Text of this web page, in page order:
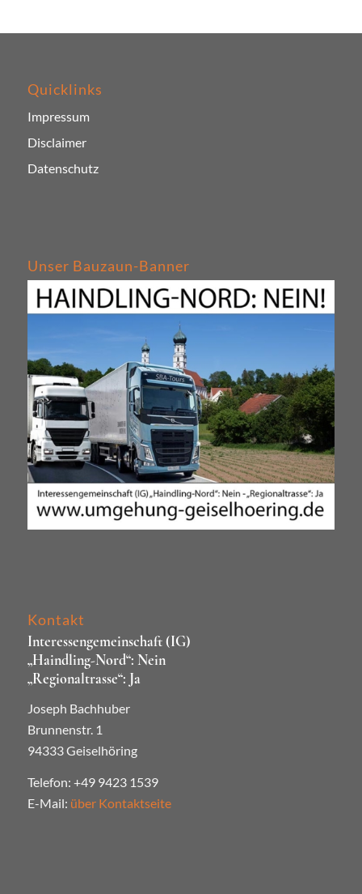
Quicklinks
Impressum
Disclaimer
Datenschutz
Unser Bauzaun-Banner
Kontakt
Interessengemeinschaft (IG)
„Haindling-Nord“: Nein
„Regionaltrasse“: Ja
Joseph Bachhuber
Brunnenstr. 1
94333 Geiselhöring
Telefon: +49 9423 1539
E-Mail: über Kontaktseite